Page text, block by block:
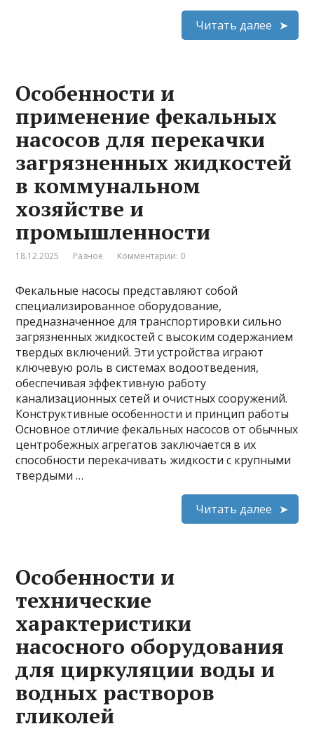
Читать далее
Особенности и
применение фекальных
насосов для перекачки
загрязненных жидкостей
в коммунальном
хозяйстве и
промышленности
18.12.2025 Разное Комментарии: 0
Фекальные насосы представляют собой
специализированное оборудование,
предназначенное для транспортировки сильно
загрязненных жидкостей с высоким содержанием
твердых включений. Эти устройства играют
ключевую роль в системах водоотведения,
обеспечивая эффективную работу
канализационных сетей и очистных сооружений.
Конструктивные особенности и принцип работы
Основное отличие фекальных насосов от обычных
центробежных агрегатов заключается в их
способности перекачивать жидкости с крупными
твердыми …
Читать далее
Особенности и
технические
характеристики
насосного оборудования
для циркуляции воды и
водных растворов
гликолей